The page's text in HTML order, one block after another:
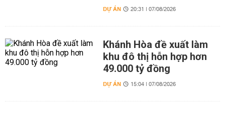
DỰ ÁN 20:31 | 07/08/2026
Khánh Hòa đề xuất làm
khu đô thị hỗn hợp hơn
49.000 tỷ đồng
DỰ ÁN 15:04 | 07/08/2026